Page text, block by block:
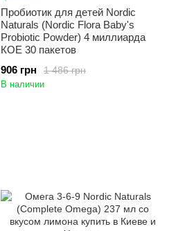
Пробиотик для детей Nordic
Naturals (Nordic Flora Baby's
Probiotic Powder) 4 миллиарда
КОЕ 30 пакетов
1 486 грн
906 грн
В наличии